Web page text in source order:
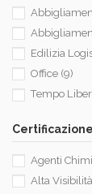
Edilizia
Office (9)
Tempo
Certificazione
Agenti
Alta